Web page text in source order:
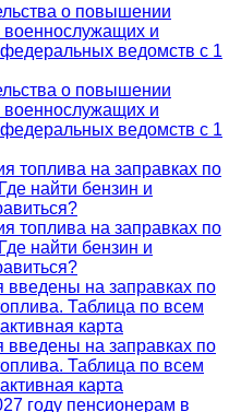
о повышении
военнослужащих и
ведомств с 1
о повышении
военнослужащих и
ведомств с 1
топлива на заправках по
найти бензин и
топлива на заправках по
найти бензин и
введены на заправках по
Таблица по всем
карта
введены на заправках по
Таблица по всем
карта
году пенсионерам в